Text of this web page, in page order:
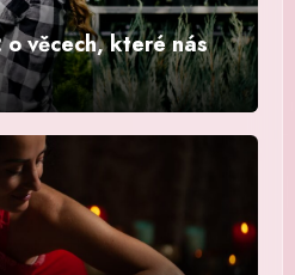
věcech, které nás